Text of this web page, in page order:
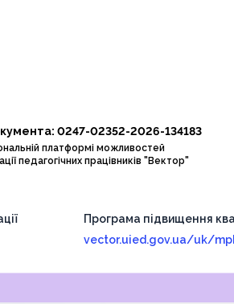
0247-02352-2026-134183
платформі можливостей
педагогічних працівників "Вектор"
Програма підвищення
vector.uied.gov.ua/uk/